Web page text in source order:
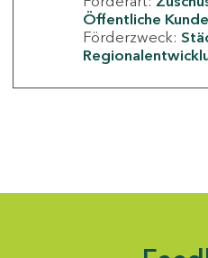
Öffentliche
Förderzweck: